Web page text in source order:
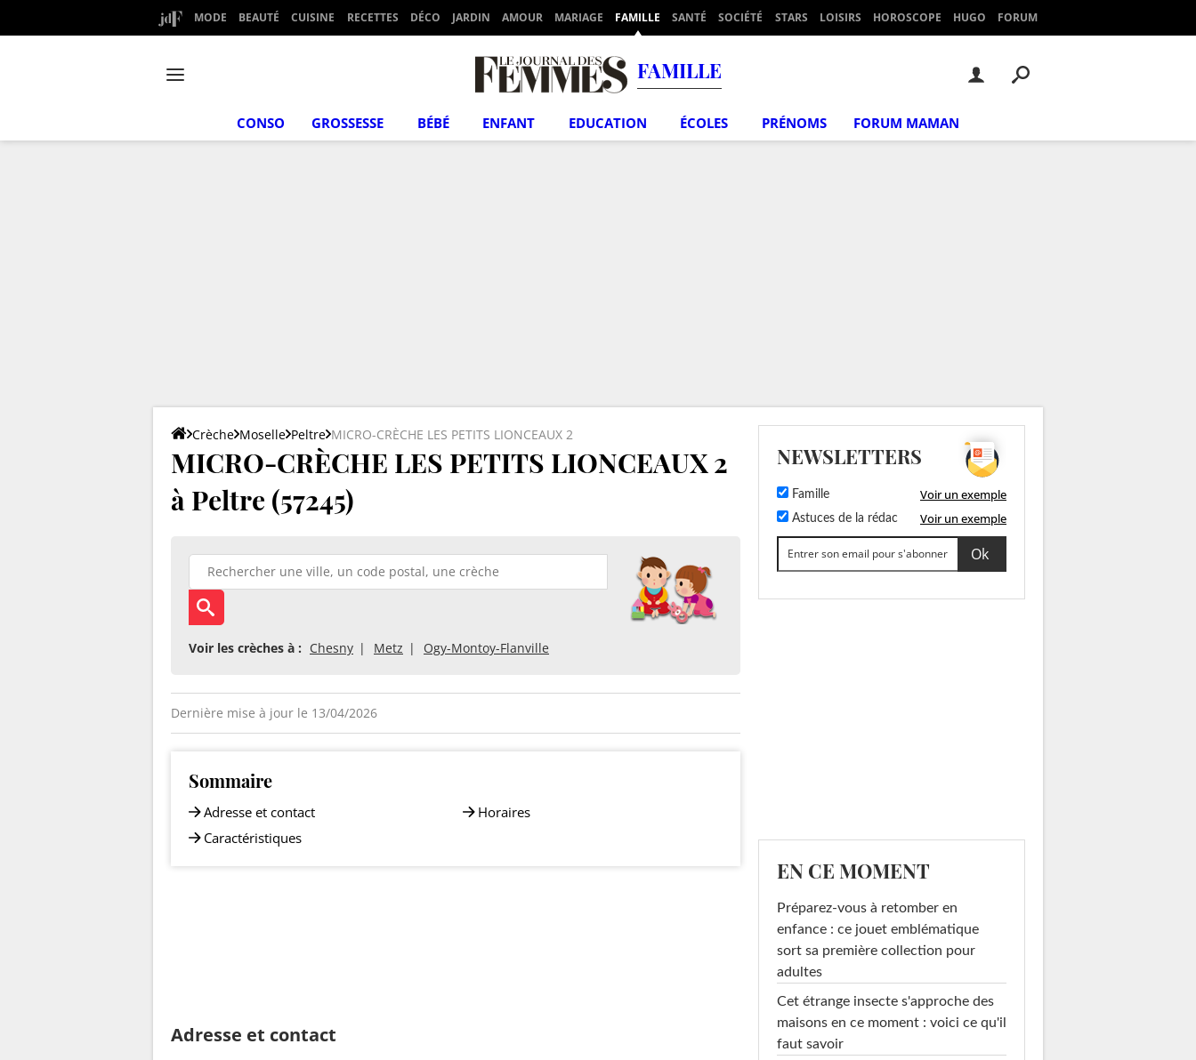
MODE BEAUTÉ CUISINE RECETTES DÉCO JARDIN AMOUR MARIAGE FAMILLE SANTÉ SOCIÉTÉ STARS LOISIRS HOROSCOPE HUGO FORUM
FAMILLE
CONSO GROSSESSE BÉBÉ ENFANT EDUCATION ÉCOLES PRÉNOMS FORUM MAMAN
Crèche Moselle Peltre MICRO-CRÈCHE LES PETITS LIONCEAUX 2
MICRO-CRÈCHE LES PETITS LIONCEAUX 2
à Peltre (57245)
Voir les crèches à : Chesny Metz Ogy-Montoy-Flanville
Dernière mise à jour le 13/04/2026
Sommaire
Adresse et contact
Caractéristiques
Horaires
Adresse et contact
NEWSLETTERS
Famille Voir un exemple
Astuces de la rédac Voir un exemple
EN CE MOMENT
Préparez-vous à retomber en
enfance : ce jouet emblématique
sort sa première collection pour
adultes
Cet étrange insecte s'approche des
maisons en ce moment : voici ce qu'il
faut savoir